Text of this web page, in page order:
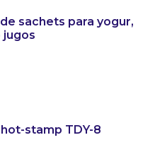
sachets para yogur,
jugos
stamp TDY-8